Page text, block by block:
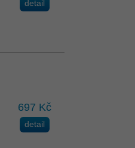
detail
697 Kč
detail